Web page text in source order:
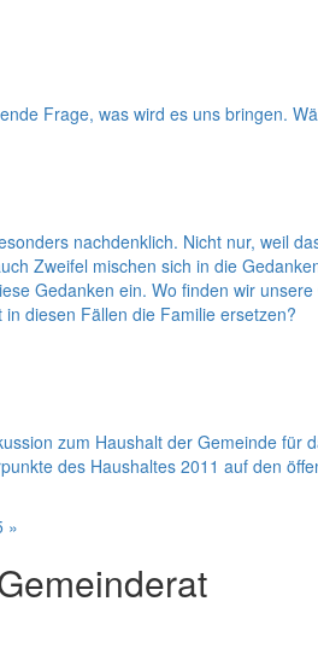
Frage, was wird es uns bringen.
nachdenklich. Nicht nur, weil
Zweifel mischen sich in die
Gedanken ein. Wo finden wir
diesen Fällen die Familie ersetzen?
zum Haushalt der Gemeinde
des Haushaltes 2011 auf den
»